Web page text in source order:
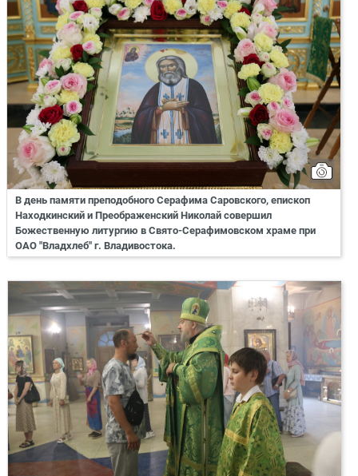
В день памяти преподобного Серафима Саровского, епископ
Находкинский и Преображенский Николай совершил
Божественную литургию в Свято-Серафимовском храме при
ОАО "Владхлеб" г. Владивостока.